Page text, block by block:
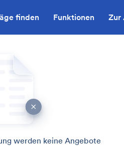
finden Funktionen Zur
werden keine Angebote